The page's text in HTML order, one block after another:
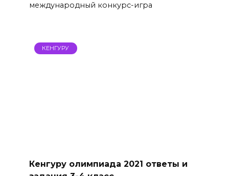
международный конкурс-игра
КЕНГУРУ
Кенгуру олимпиада 2021 ответы и